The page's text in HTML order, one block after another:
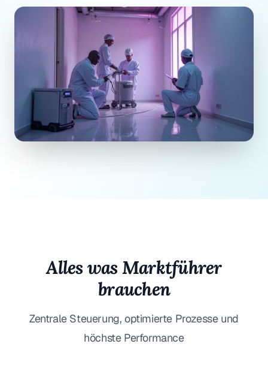
Alles was Marktführer
brauchen
Zentrale Steuerung, optimierte Prozesse und
höchste Performance